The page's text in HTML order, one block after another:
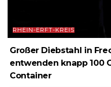
RHEIN-ERFT-KREIS
Großer Diebstahl in
entwenden knapp 100
Container